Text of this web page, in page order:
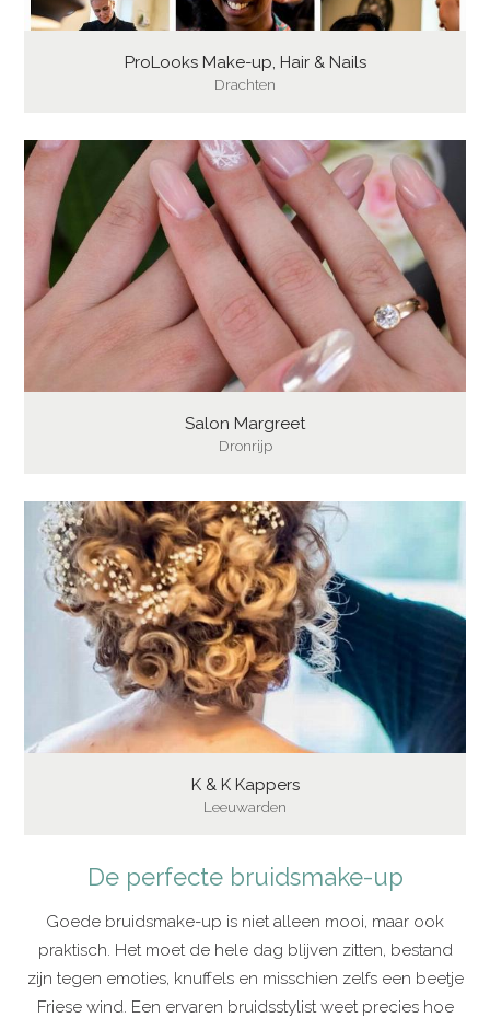
ProLooks Make-up, Hair & Nails
Drachten
Salon Margreet
Dronrijp
K & K Kappers
Leeuwarden
De perfecte bruidsmake-up
Goede bruidsmake-up is niet alleen mooi, maar ook
praktisch. Het moet de hele dag blijven zitten, bestand
zijn tegen emoties, knuffels en misschien zelfs een beetje
Friese wind. Een ervaren bruidsstylist weet precies hoe